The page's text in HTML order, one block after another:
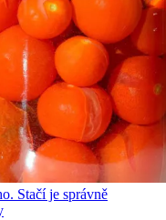
Stačí je správně